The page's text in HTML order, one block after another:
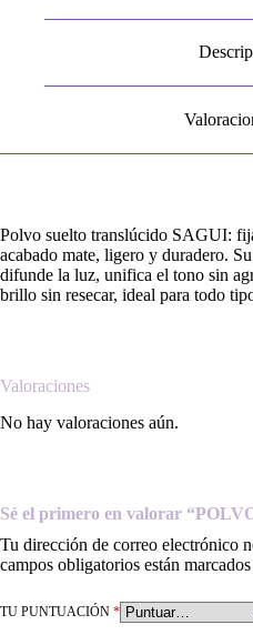
Polvo suelto translúcido SAGUI:
acabado mate, ligero y duradero.
difunde la luz, unifica el tono sin
brillo sin resecar, ideal para todo
Valoraciones
No hay valoraciones aún.
Sé el primero en valorar
Tu dirección de correo electrónico
campos obligatorios están
TU PUNTUACIÓN *